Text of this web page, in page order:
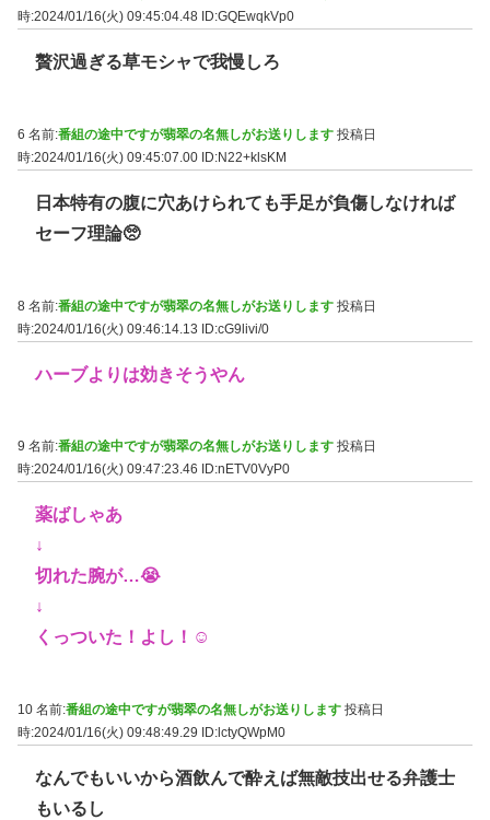
時:2024/01/16(火) 09:45:04.48 ID:GQEwqkVp0
贅沢過ぎる草モシャで我慢しろ
6 名前:番組の途中ですが翡翠の名無しがお送りします 投稿日
時:2024/01/16(火) 09:45:07.00 ID:N22+klsKM
日本特有の腹に穴あけられても手足が負傷しなければ
セーフ理論🥺
8 名前:番組の途中ですが翡翠の名無しがお送りします 投稿日
時:2024/01/16(火) 09:46:14.13 ID:cG9livi/0
ハーブよりは効きそうやん
9 名前:番組の途中ですが翡翠の名無しがお送りします 投稿日
時:2024/01/16(火) 09:47:23.46
ID:nETV0VyP0
薬ばしゃあ
↓
切れた腕が…😭
↓
くっついた！よし！☺
10 名前:番組の途中ですが翡翠の名無しがお送りします 投稿日
時:2024/01/16(火) 09:48:49.29 ID:lctyQWpM0
なんでもいいから酒飲んで酔えば無敵技出せる弁護士
もいるし